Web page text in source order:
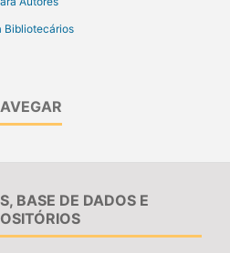
Bibliotecários
BASE DE DADOS E